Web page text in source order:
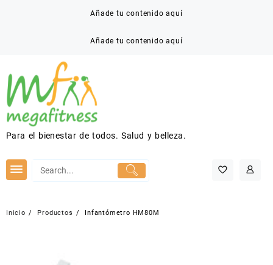
Añade tu contenido aquí
Añade tu contenido aquí
Para el bienestar de todos. Salud y belleza.
Inicio Productos Infantómetro HM80M